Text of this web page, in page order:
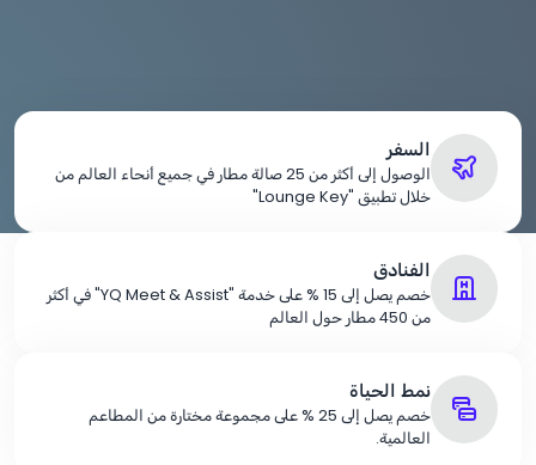
السفر
الوصول إلى أكثر من 25 صالة مطار في جميع أنحاء العالم من
خلال تطبيق "Lounge Key"
الفنادق
خصم يصل إلى % 15
على خدمة "YQ Meet & Assist" في أكثر
من 450 مطار حول العالم
نمط الحياة
خصم يصل إلى % 25 على مجموعة مختارة من المطاعم
العالمية.